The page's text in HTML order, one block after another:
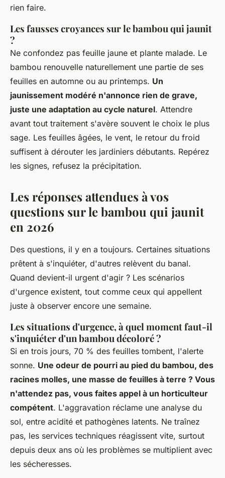
rien faire.
Les fausses croyances sur le bambou qui jaunit
?
Ne confondez pas feuille jaune et plante malade. Le
bambou renouvelle naturellement une partie de ses
feuilles en automne ou au printemps. Un
jaunissement modéré n'annonce rien de grave,
juste une adaptation au cycle naturel. Attendre
avant tout traitement s'avère souvent le choix le plus
sage. Les feuilles âgées, le vent, le retour du froid
suffisent à dérouter les jardiniers débutants. Repérez
les signes, refusez la précipitation.
Les réponses attendues à vos
questions sur le bambou qui jaunit
en 2026
Des questions, il y en a toujours. Certaines situations
prêtent à s'inquiéter, d'autres relèvent du banal.
Quand devient-il urgent d'agir ? Les scénarios
d'urgence existent, tout comme ceux qui appellent
juste à observer encore une semaine.
Les situations d'urgence, à quel moment faut-il
s'inquiéter d'un bambou décoloré ?
Si en trois jours, 70 % des feuilles tombent, l'alerte
sonne. Une odeur de pourri au pied du bambou, des
racines molles, une masse de feuilles à terre ? Vous
n'attendez pas, vous faites appel à un horticulteur
compétent. L'aggravation réclame une analyse du
sol, entre acidité et pathogènes latents. Ne traînez
pas, les services techniques réagissent vite, surtout
depuis deux ans où les problèmes se multiplient avec
les sécheresses.